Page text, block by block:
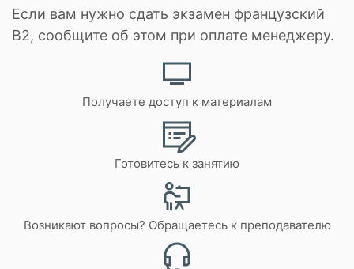
Если вам нужно сдать экзамен французский
В2, сообщите об этом при оплате менеджеру.
Получаете доступ к материалам
Готовитесь к занятию
Возникают вопросы? Обращаетесь к преподавателю